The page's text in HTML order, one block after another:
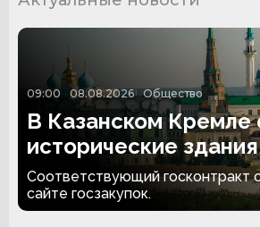
09:00 08.08.2026 Общество
В Казанском Кремле
исторические
территорию за 174,4
рублей
Соответствующий госконтракт
сайте госзакупок.